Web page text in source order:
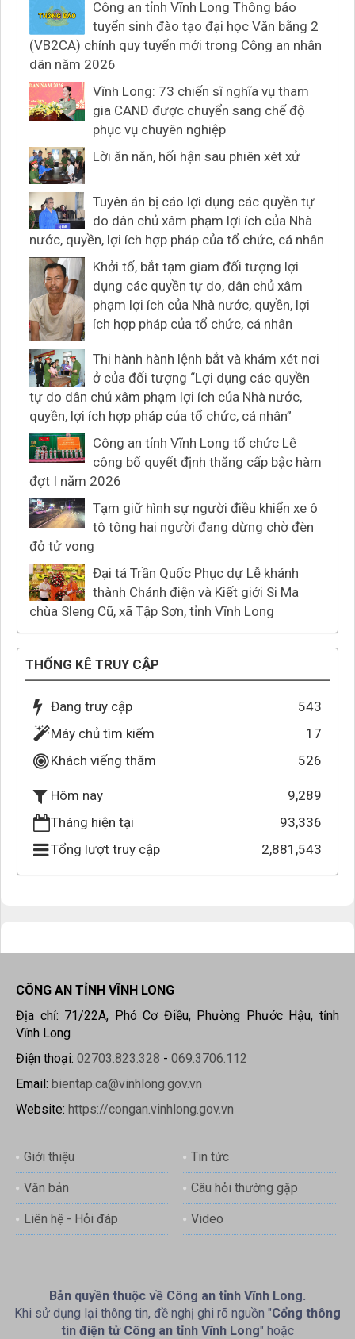
Công an tỉnh Vĩnh Long Thông báo
tuyển sinh đào tạo đại học Văn bằng 2
(VB2CA) chính quy tuyển mới trong Công an nhân
dân năm 2026
Vĩnh Long: 73 chiến sĩ nghĩa vụ tham
gia CAND được chuyển sang chế độ
phục vụ chuyên nghiệp
Lời ăn năn, hối hận sau phiên xét xử
Tuyên án bị cáo lợi dụng các quyền tự
do dân chủ xâm phạm lợi ích của Nhà
nước, quyền, lợi ích hợp pháp của tổ chức, cá nhân
Khởi tố, bắt tạm giam đối tượng lợi
dụng các quyền tự do, dân chủ xâm
phạm lợi ích của Nhà nước, quyền, lợi
ích hợp pháp của tổ chức, cá nhân
Thi hành hành lệnh bắt và khám xét nơi
ở của đối tượng “Lợi dụng các quyền
tự do dân chủ xâm phạm lợi ích của Nhà nước,
quyền, lợi ích hợp pháp của tổ chức, cá nhân”
Công an tỉnh Vĩnh Long tổ chức Lễ
công bố quyết định thăng cấp bậc hàm
đợt I năm 2026
Tạm giữ hình sự người điều khiển xe ô
tô tông hai người đang dừng chờ đèn
đỏ tử vong
Đại tá Trần Quốc Phục dự Lễ khánh
thành Chánh điện và Kiết giới Si Ma
chùa Sleng Cũ, xã Tập Sơn, tỉnh Vĩnh Long
THỐNG KÊ TRUY CẬP
Đang truy cập
543
Máy chủ tìm kiếm
17
Khách viếng thăm
526
Hôm nay
9,289
Tháng hiện tại
93,336
Tổng lượt truy cập
2,881,543
CÔNG AN TỈNH VĨNH LONG
Địa chỉ: 71/22A, Phó Cơ Điều, Phường Phước Hậu, tỉnh
Vĩnh Long
Điện thoại: 02703.823.328 - 069.3706.112
Email: bientap.ca@vinhlong.gov.vn
Website: https://congan.vinhlong.gov.vn
Giới thiệu Tin tức
Văn bản Câu hỏi thường gặp
Liên hệ - Hỏi đáp Video
Bản quyền thuộc về Công an tỉnh Vĩnh Long.
Khi sử dụng lại thông tin, đề nghị ghi rõ nguồn "Cổng thông
tin điện tử Công an tỉnh Vĩnh Long" hoặc